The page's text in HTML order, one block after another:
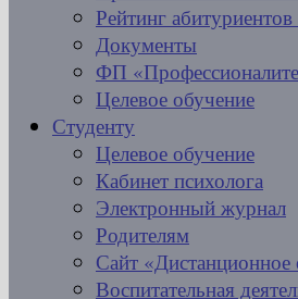
Рейтинг
Документы
ФП
Целевое обучение
Студенту
Целевое обучение
Кабинет психолога
Электронный журнал
Родителям
Сайт «Дистанционное
Воспитательная